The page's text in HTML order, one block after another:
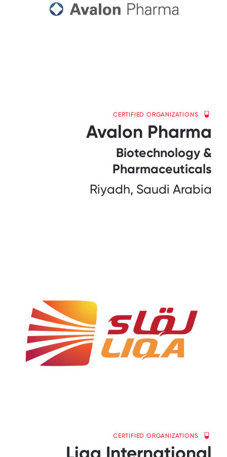
CERTIFIED ORGANIZATIONS
Avalon Pharma
Biotechnology &
Pharmaceuticals
Riyadh, Saudi Arabia
CERTIFIED ORGANIZATIONS